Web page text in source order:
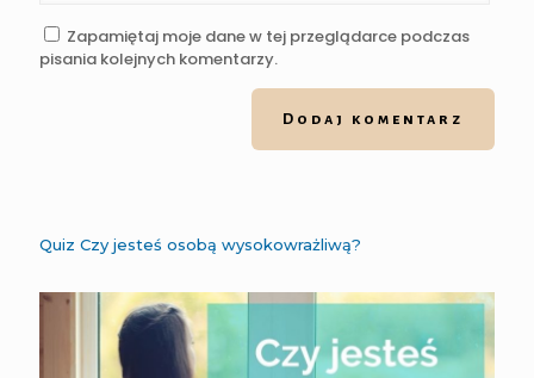
Zapamiętaj moje dane w tej przeglądarce podczas
pisania kolejnych komentarzy.
Quiz Czy jesteś osobą wysokowrażliwą?